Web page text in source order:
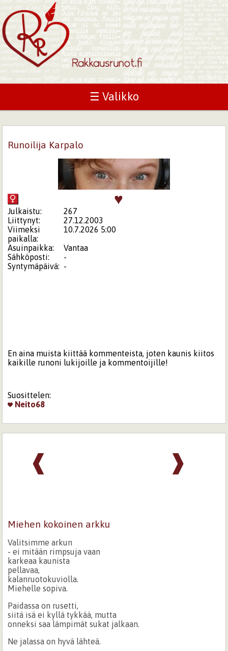
☰ Valikko
Runoilija Karpalo
♥
Julkaistu:
267
Liittynyt:
27.12.2003
Viimeksi
paikalla:
10.7.2026 5:00
Asuinpaikka:
Vantaa
Sähköposti:
-
Syntymäpäivä: -
En aina muista kiittää kommenteista, joten kaunis kiitos
kaikille runoni lukijoille ja kommentoijille!
Suosittelen:
Neito68
❱
❰
Miehen kokoinen arkku
Valitsimme arkun
- ei mitään rimpsuja vaan
karkeaa kaunista
pellavaa,
kalanruotokuviolla.
Miehelle sopiva.
Paidassa on rusetti,
siitä isä ei kyllä tykkää, mutta
onneksi saa lämpimät sukat jalkaan.
Ne jalassa on hyvä lähteä.